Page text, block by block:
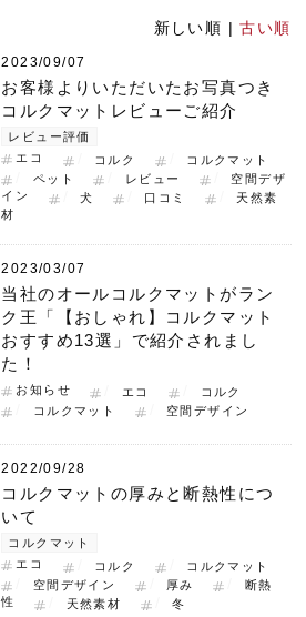
新しい順 |古い順
2023/09/07
お客様よりいただいたお写真つき
コルクマットレビューご紹介
レビュー評価
エコ
コルク
コルクマット
ペット
レビュー
空間デザ
イン
犬 口コミ
天然素
材
2023/03/07
当社のオールコルクマットがラン
ク王「【おしゃれ】コルクマット
おすすめ13選」で紹介されまし
た！
お知らせ エコ
コルク
コルクマット
空間デザイン
2022/09/28
コルクマットの厚みと断熱性につ
いて
コルクマット
エコ
コルク
コルクマット
空間デザイン
厚み
断熱
性
天然素材 冬